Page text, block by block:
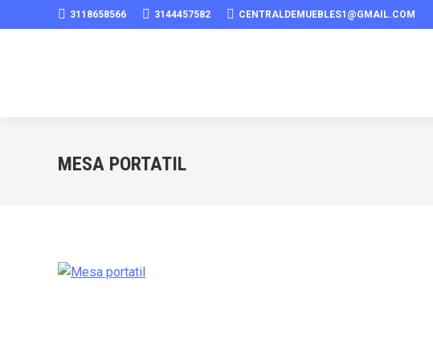
3118658566 3144457582 CENTRALDEMUEBLES1@GMAIL.COM
MESA PORTATIL